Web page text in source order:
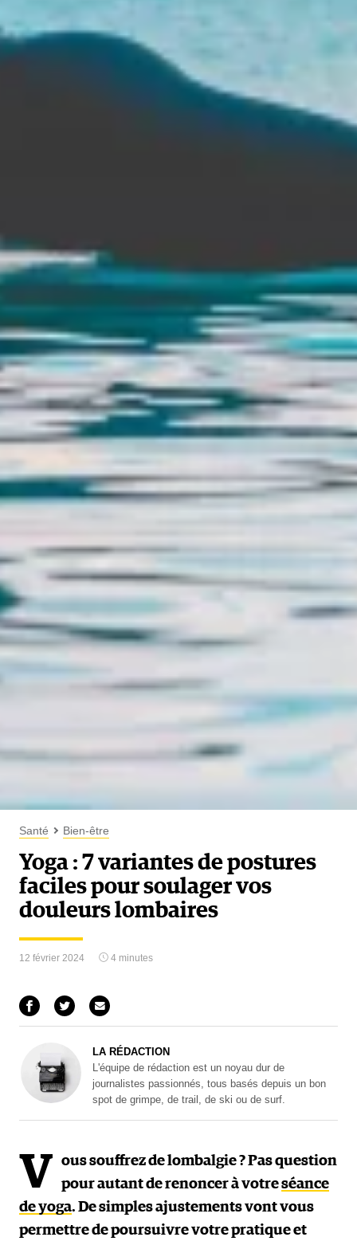
Santé Bien-être
Yoga : 7 variantes de postures
faciles pour soulager vos
douleurs lombaires
12 février 2024 4 minutes
LA RÉDACTION
L'équipe de rédaction est un noyau dur de
journalistes passionnés, tous basés depuis un bon
spot de grimpe, de trail, de ski ou de surf.
V ous souffrez de lombalgie ? Pas question
pour autant de renoncer à votreséance
de yoga. De simples ajustements vont vous
permettre de poursuivre votre pratique et